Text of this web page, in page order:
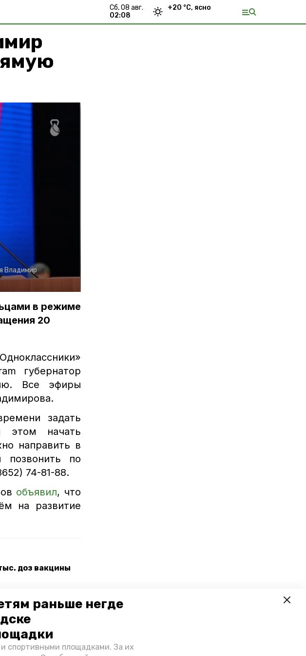
раньше негде
спортивными площадками. За их
сб, 08 авг.
02:08
+20 °С, ясно
Владимир
в режиме
20
губернатор
Все эфиры
задать
этом начать
направить в
по
74-81-88.
объявил, что
на развитие
доз вакцины